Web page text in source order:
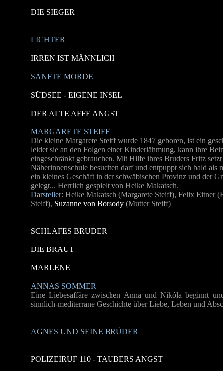
DIE SIEGER
LICHTER
IRREN IST MÄNNLICH
SANFTE MORDE
SÜDSEE - EIGENE INSEL
DER ALTE AFFE ANGST
MARGARETE STEIFF
Die kleine Margarete Steiff wurde 1847 geboren, ist ein
leidet sie an den Folgen einer Kinderlähmung, kann ihre
eingeschränkt gebrauchen. Mit Hilfe ihres Bruders Fritz setzt
Näherinnenschule besuchen darf und entpuppt sich bald als
ein kleines Geschäft in der schwäbischen Provinz und der
gelegt... Herrlich gespielt von Heike Makatsch.
Darsteller: Heike Makatsch (Margarete Steiff), Felix Eitner
Steiff), Suzanne von Borsody (Mutter Steiff)
SCHLAFES BRUDER
DIE BRAUT
MARLENE
ANNAS SOMMER
Eine Liebesaffäre zwischen Anna und Nikóla beginnt
sinnlich-mediterrane Geschichte über Liebe, Leben und
AGNES UND SEINE BRÜDER
POLIZEIRUF 110 - TAUBERS ANGST